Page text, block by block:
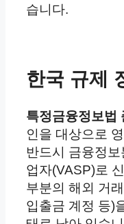
습니다.
한국 규제
특정금융정보법
인을 대상으로
반드시 금융정
업자(VASP)로
부분의 해외 거
입출금 계정 등)